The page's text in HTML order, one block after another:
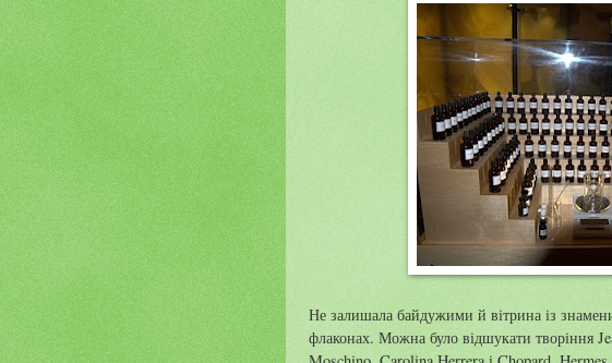
Не залишала байдужими й вітрина із
флаконах. Можна було відшукати творіння